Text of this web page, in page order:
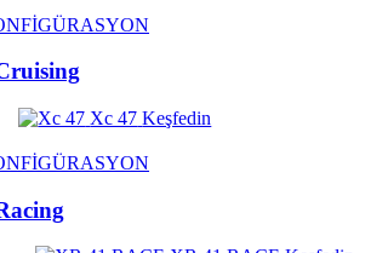
Xc 47 Keşfedin